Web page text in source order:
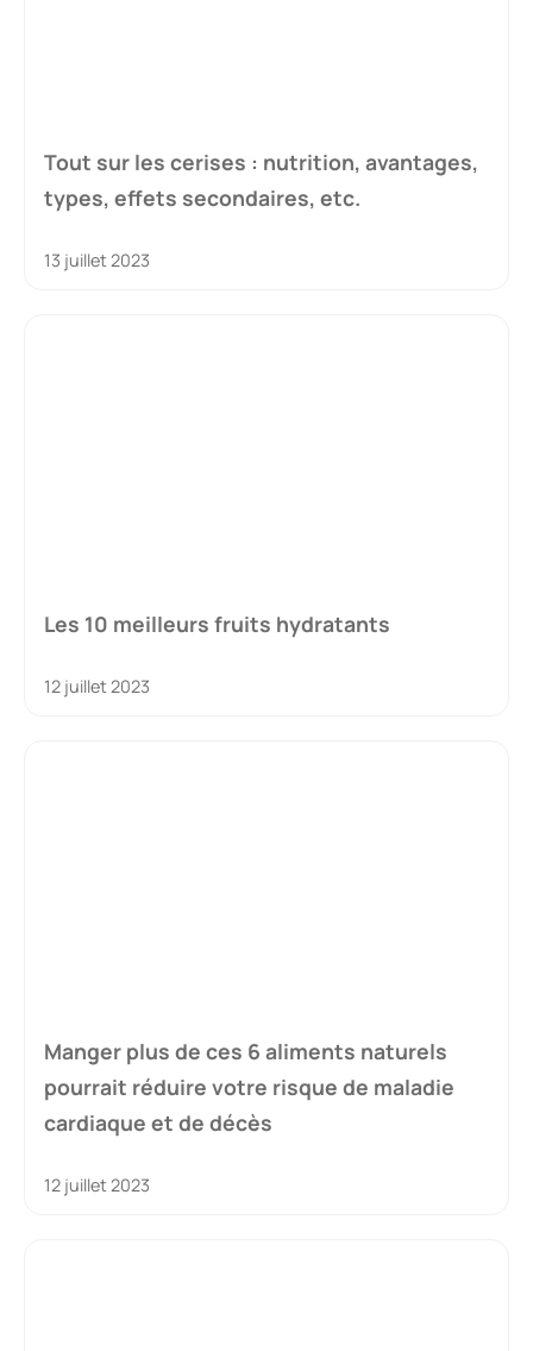
Tout sur les cerises : nutrition, avantages,
types, effets secondaires, etc.
13 juillet 2023
Les 10 meilleurs fruits hydratants
12 juillet 2023
Manger plus de ces 6 aliments naturels
pourrait réduire votre risque de maladie
cardiaque et de décès
12 juillet 2023